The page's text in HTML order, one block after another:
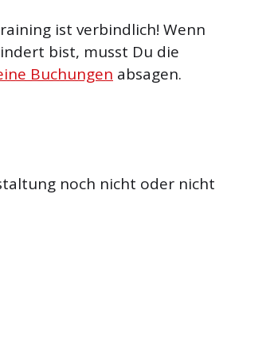
ist verbindlich! Wenn
bist, musst Du die
Buchungen absagen.
noch nicht oder nicht